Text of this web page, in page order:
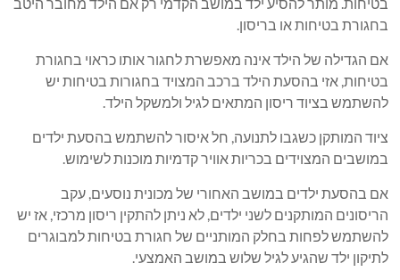
בטיחות. מותר להסיע ילד במושב הקדמי רק אם הילד מחובר היטב
בחגורת בטיחות או בריסון.
אם הגדילה של הילד אינה מאפשרת לחגור אותו כראוי בחגורת
בטיחות, אזי בהסעת הילד ברכב המצויד בחגורות בטיחות יש
להשתמש בציוד ריסון המתאים לגיל ולמשקל הילד.
ציוד המותקן כשגבו לתנועה, חל איסור להשתמש בהסעת ילדים
במושבים המצוידים בכריות אוויר קדמיות מוכנות לשימוש.
אם בהסעת ילדים במושב האחורי של מכונית נוסעים, עקב
הריסונים המותקנים לשני ילדים, לא ניתן להתקין ריסון מרכזי, אז יש
להשתמש לפחות בחלק המותניים של חגורת בטיחות למבוגרים
לתיקון ילד שהגיע לגיל שלוש במושב האמצעי.